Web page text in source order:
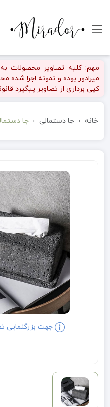
مهم: کلیه تصاویر محصولات
میرادور بوده و نمونه اجرا شده
کپی برداری از تصاویر پیگیرد
خانه جا دستمالی جا
جهت بزرگنمایی